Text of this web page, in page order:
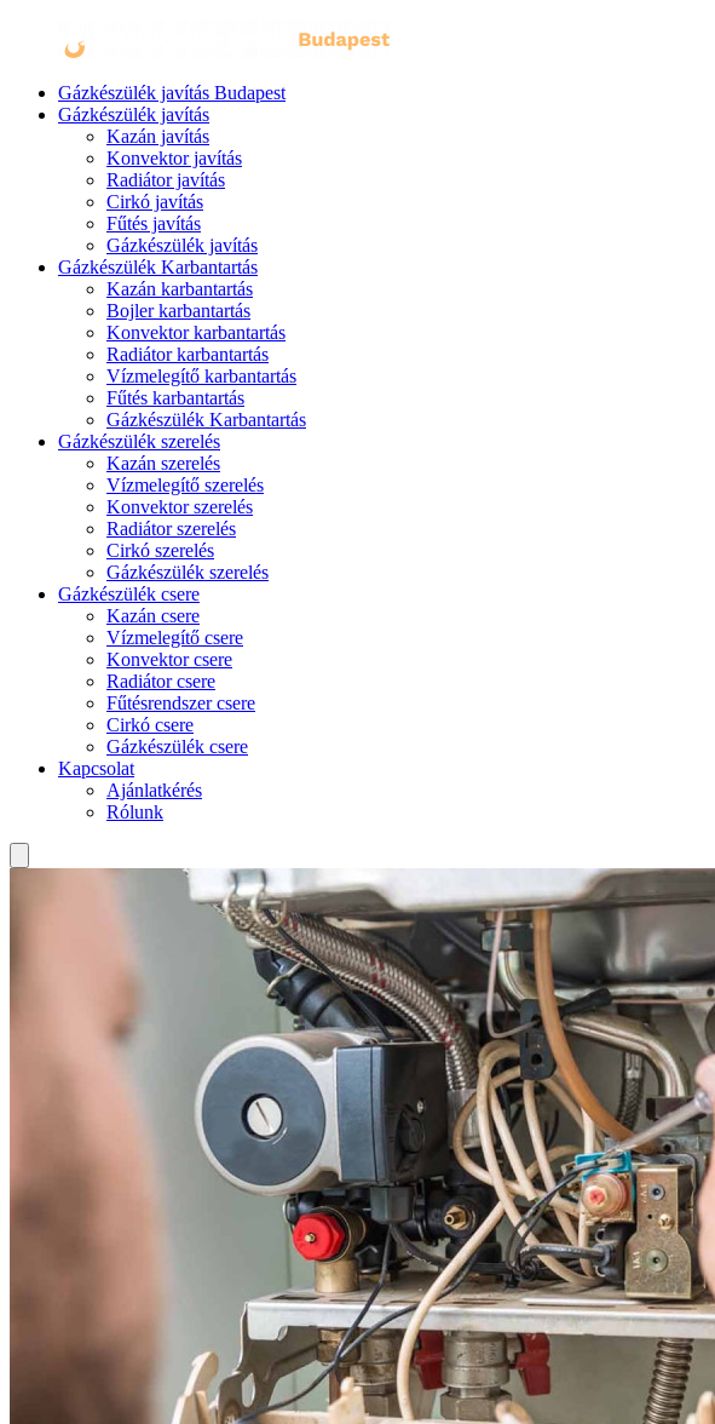
Gázkészülék javítás Budapest
Gázkészülék javítás
Kazán javítás
Konvektor javítás
Radiátor javítás
Cirkó javítás
Fűtés javítás
Gázkészülék javítás
Gázkészülék Karbantartás
Kazán karbantartás
Bojler karbantartás
Konvektor karbantartás
Radiátor karbantartás
Vízmelegítő karbantartás
Fűtés karbantartás
Gázkészülék Karbantartás
Gázkészülék szerelés
Kazán szerelés
Vízmelegítő szerelés
Konvektor szerelés
Radiátor szerelés
Cirkó szerelés
Gázkészülék szerelés
Gázkészülék csere
Kazán csere
Vízmelegítő csere
Konvektor csere
Radiátor csere
Fűtésrendszer csere
Cirkó csere
Gázkészülék csere
Kapcsolat
Ajánlatkérés
Rólunk